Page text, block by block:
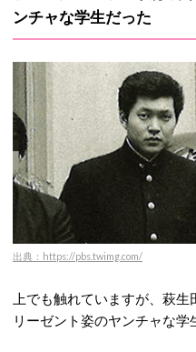
ンチャな学生だった
出典：https://pbs.twimg.com/
上でも触れていますが、萩
リーゼント姿のヤンチャな学